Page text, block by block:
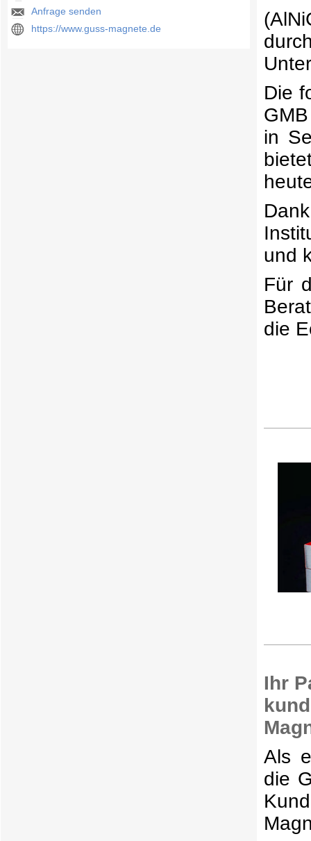
Anfrage senden
https://www.guss-magnete.de
Die
in
und
Für
die
Ihr
Als
die